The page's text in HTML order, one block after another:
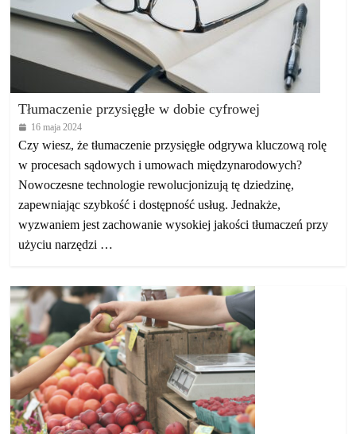
Tłumaczenie przysięgłe w dobie cyfrowej
16 maja 2024
Czy wiesz, że tłumaczenie przysięgłe odgrywa kluczową rolę
w procesach sądowych i umowach międzynarodowych?
Nowoczesne technologie rewolucjonizują tę dziedzinę,
zapewniając szybkość i dostępność usług. Jednakże,
wyzwaniem jest zachowanie wysokiej jakości tłumaczeń przy
użyciu narzędzi …